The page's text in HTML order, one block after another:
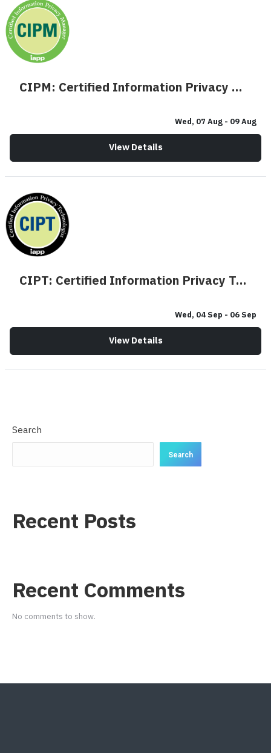
CIPM: Certified Information Privacy Manager
Wed, 07 Aug- 09 Aug
View Details
CIPT: Certified Information Privacy Technologist
Wed, 04 Sep - 06 Sep
View Details
Search
Search
Recent Posts
Recent Comments
No comments to show.